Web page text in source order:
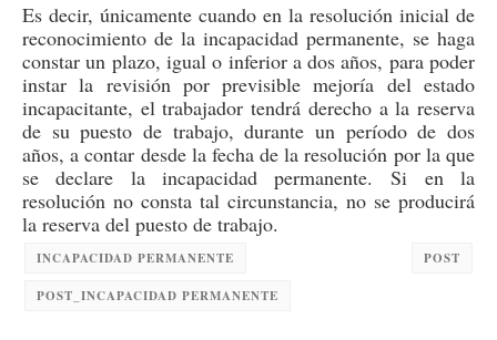
Es decir, únicamente cuando en la resolución inicial de
reconocimiento de la incapacidad permanente, se haga
constar un plazo, igual o inferior a dos años, para poder
instar la revisión por previsible mejoría del estado
incapacitante, el trabajador tendrá derecho a la reserva
de su puesto de trabajo, durante un período de dos
años, a contar desde la fecha de la resolución por la que
se declare la incapacidad permanente.
Si en la
resolución no consta tal circunstancia, no se producirá
la reserva del puesto de trabajo.
INCAPACIDAD PERMANENTE POST
POST_INCAPACIDAD PERMANENTE